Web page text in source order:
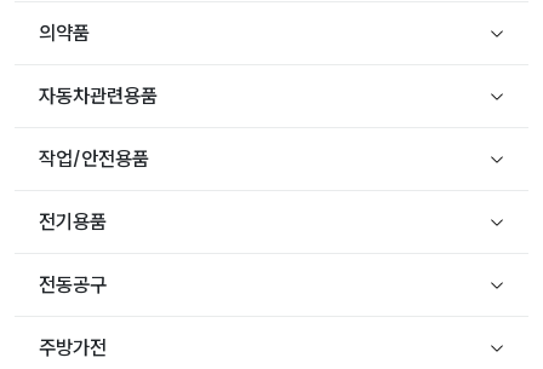
의약품
자동차관련용품
작업/안전용품
전기용품
전동공구
주방가전